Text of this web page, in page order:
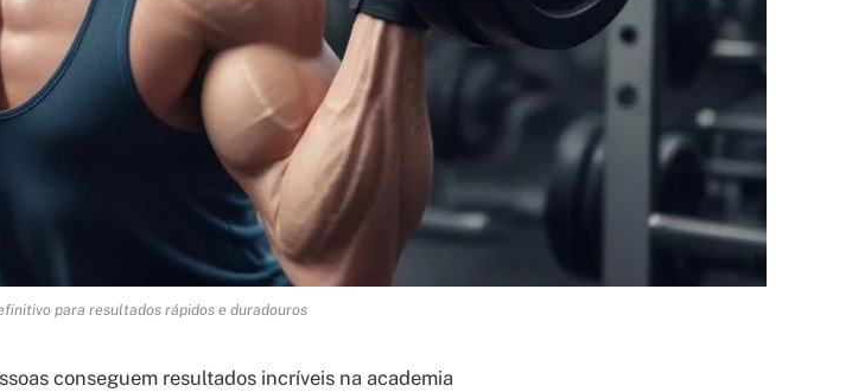
para resultados rápidos e duradouros
conseguem resultados incríveis na academia